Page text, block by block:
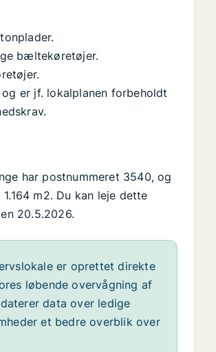
bæltekøretøjer.
er jf. lokalplanen forbeholdt
har postnummeret 3540, og
m2. Du kan leje dette
20.5.2026.
er oprettet direkte
løbende overvågning af
data over ledige
et bedre overblik over